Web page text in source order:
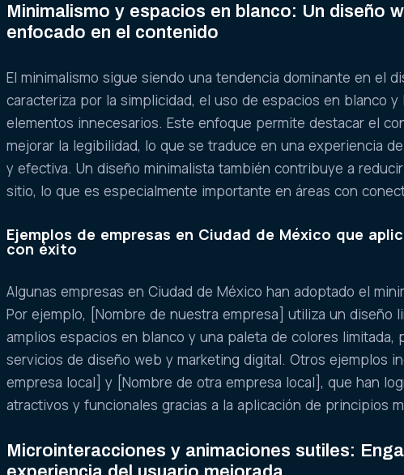
Minimalismo y espacios en blanco: Un diseño
enfocado en el contenido
El minimalismo sigue siendo una tendencia dominante en el
caracteriza por la simplicidad, el uso de espacios en blanco y
elementos innecesarios. Este enfoque permite destacar el
mejorar la legibilidad, lo que se traduce en una experiencia
y efectiva. Un diseño minimalista también contribuye a
sitio, lo que es especialmente importante en áreas con
Ejemplos de empresas en Ciudad de México que
con éxito
Algunas empresas en Ciudad de México han adoptado el
Por ejemplo, [Nombre de nuestra empresa] utiliza un diseño
amplios espacios en blanco y una paleta de colores limitada,
servicios de diseño web y marketing digital. Otros ejemplos
empresa local] y [Nombre de otra empresa local], que han
atractivos y funcionales gracias a la aplicación de principios
Microinteracciones y animaciones sutiles: